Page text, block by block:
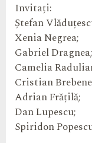
Invitați:
Ștefan
Xenia Negrea;
Gabriel Dragnea;
Camelia
Cristian
Adrian Frățilă;
Dan Lupescu;
Spiridon